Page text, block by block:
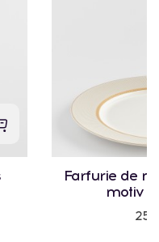
Farfurie de
motiv